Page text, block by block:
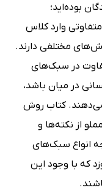
بوده‌اید؛
وارد کلاس
مختلفی دارند.
در سبک‌های
در میان باشد،
می‌دهند. کتاب روش
از نکته‌ها و
انواع سبک‌های
که با وجود این